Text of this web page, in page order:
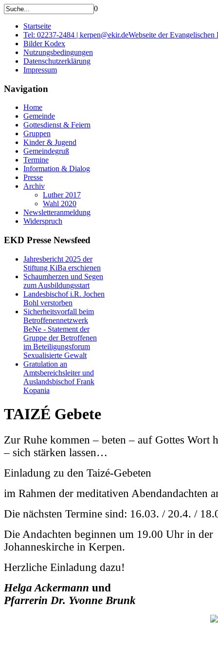
0
Startseite
Tel: 02237-2484 | kerpen@ekir.deWebseite der
Bilder Kodex
Nutzungsbedingungen
Datenschutzerklärung
Impressum
Navigation
Home
Gemeinde
Gottesdienst & Feiern
Gruppen
Kinder & Jugend
Gemeindegruß
Termine
Information & Dialog
Presse
Archiv
Luther 2017
Wahl 2020
Newsletteranmeldung
Widerspruch
EKD Presse Newsfeed
Jahresbericht 2025 der
Stiftung KiBa erschienen
Schaumherzen und Segen
zum Ausbildungsstart
Landesbischof i.R. Jochen
Bohl verstorben
Sicherheitsvorfall beim
Betroffenennetzwerk
BeNe - Statement der
Gruppe der Betroffenen
im Beteiligungsforum
Sexualisierte Gewalt
Gratulation an
Amtsbereichsleiter und
Auslandsbischof Frank
Kopania
TAIZÉ Gebete
Zur Ruhe kommen – beten – auf Gottes Wort
– sich stärken lassen…
Einladung zu den Taizé-Gebeten
im Rahmen der meditativen Abendandachten
Die nächsten Termine sind: 16.03. / 20.4. /
Die Andachten beginnen um 19.00 Uhr in der
Johanneskirche in Kerpen.
Herzliche Einladung dazu!
Helga Ackermann und
Pfarrerin Dr. Yvonne Brunk